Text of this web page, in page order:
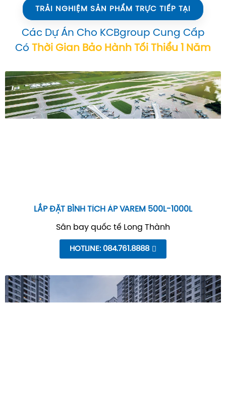
TRẢI NGHIỆM SẢN PHẨM TRỰC TIẾP TẠI
Các Dự Án Cho KCBgroup Cung Cấp
Có Thời Gian Bảo Hành Tối Thiểu 1 Năm
LẮP ĐẶT BÌNH TÍCH ÁP VAREM 500L-1000L
Sân bay quốc tế Long Thành
HOTLINE: 084.761.8888